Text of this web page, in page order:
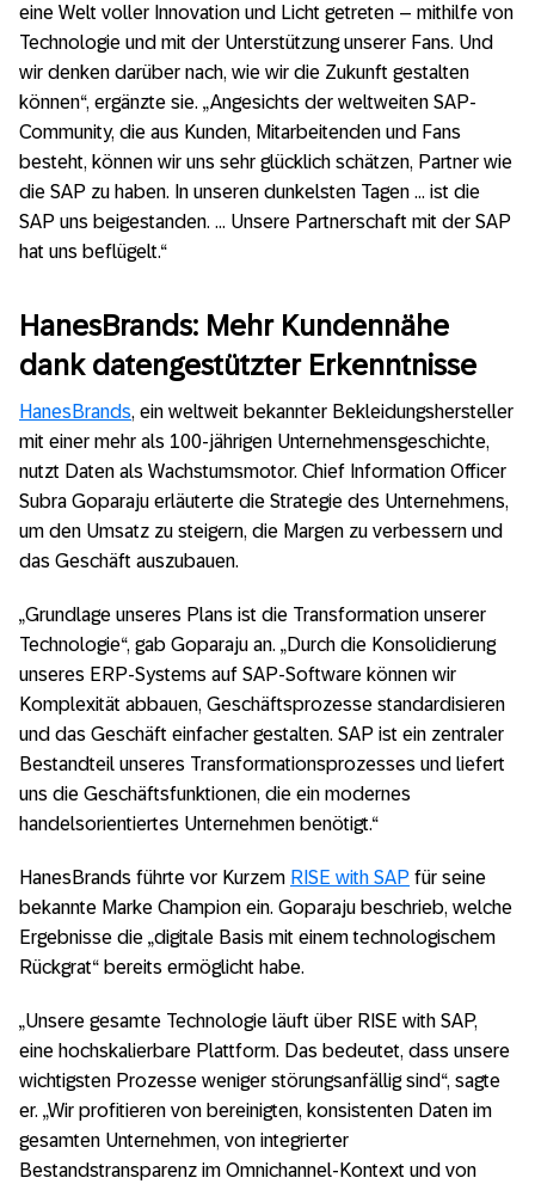
eine Welt voller Innovation und Licht getreten – mithilfe von
Technologie und mit der Unterstützung unserer Fans. Und
wir denken darüber nach, wie wir die Zukunft gestalten
können“, ergänzte sie. „Angesichts der weltweiten SAP-
Community, die aus Kunden, Mitarbeitenden und Fans
besteht, können wir uns sehr glücklich schätzen, Partner wie
die SAP zu haben. In unseren dunkelsten Tagen … ist die
SAP uns beigestanden. … Unsere Partnerschaft mit der SAP
hat uns beflügelt.“
HanesBrands: Mehr Kundennähe
dank datengestützter Erkenntnisse
HanesBrands, ein weltweit bekannter Bekleidungshersteller
mit einer mehr als 100-jährigen Unternehmensgeschichte,
nutzt Daten als Wachstumsmotor. Chief Information Officer
Subra Goparaju erläuterte die Strategie des Unternehmens,
um den Umsatz zu steigern, die Margen zu verbessern und
das Geschäft auszubauen.
„Grundlage unseres Plans ist die Transformation unserer
Technologie“, gab Goparaju an. „Durch die Konsolidierung
unseres ERP-Systems auf SAP-Software können wir
Komplexität abbauen, Geschäftsprozesse standardisieren
und das Geschäft einfacher gestalten. SAP ist ein zentraler
Bestandteil unseres Transformationsprozesses und liefert
uns die Geschäftsfunktionen, die ein modernes
handelsorientiertes Unternehmen benötigt.“
HanesBrands führte vor Kurzem RISE with SAP für seine
bekannte Marke Champion ein. Goparaju beschrieb, welche
Ergebnisse die „digitale Basis mit einem technologischem
Rückgrat“ bereits ermöglicht habe.
„Unsere gesamte Technologie läuft über RISE with SAP,
eine hochskalierbare Plattform. Das bedeutet, dass unsere
wichtigsten Prozesse weniger störungsanfällig sind“, sagte
er. „Wir profitieren von bereinigten, konsistenten Daten im
gesamten Unternehmen, von integrierter
Bestandstransparenz im Omnichannel-Kontext und von